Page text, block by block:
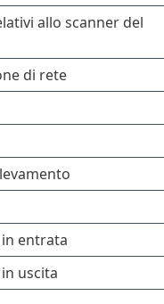
allo scanner del
di rete
entrata
uscita